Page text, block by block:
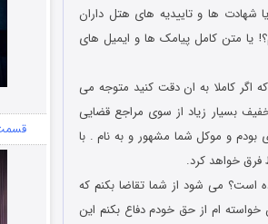
شهادت ها و تاییدیه های هتل داران
یا متن کامل پیامک ها و ایمیل های
اگر کاملا به ان دقت کنید متوجه می
بسیار زیاد از سوی مراجع قضایی
بودم و موکل شما مشهور و به نام . با
فرق خواهد کرد.
است؟ می شود از شما تقاضا بکنم که
خواسته ام از حق خودم دفاع بکنم این